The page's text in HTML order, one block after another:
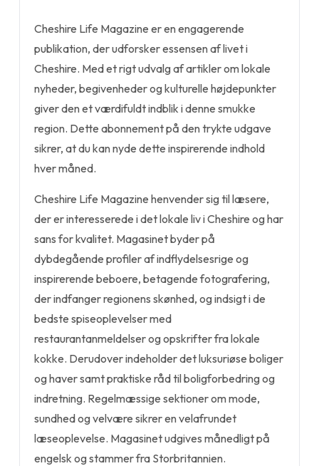
Cheshire Life Magazine er en engagerende
publikation, der udforsker essensen af livet i
Cheshire. Med et rigt udvalg af artikler om lokale
nyheder, begivenheder og kulturelle højdepunkter
giver den et værdifuldt indblik i denne smukke
region. Dette abonnement på den trykte udgave
sikrer, at du kan nyde dette inspirerende indhold
hver måned.
Cheshire Life Magazine henvender sig til læsere,
der er interesserede i det lokale liv i Cheshire og har
sans for kvalitet. Magasinet byder på
dybdegående profiler af indflydelsesrige og
inspirerende beboere, betagende fotografering,
der indfanger regionens skønhed, og indsigt i de
bedste spiseoplevelser med
restaurantanmeldelser og opskrifter fra lokale
kokke. Derudover indeholder det luksuriøse boliger
og haver samt praktiske råd til boligforbedring og
indretning. Regelmæssige sektioner om mode,
sundhed og velvære sikrer en velafrundet
læseoplevelse. Magasinet udgives månedligt på
engelsk og stammer fra Storbritannien.